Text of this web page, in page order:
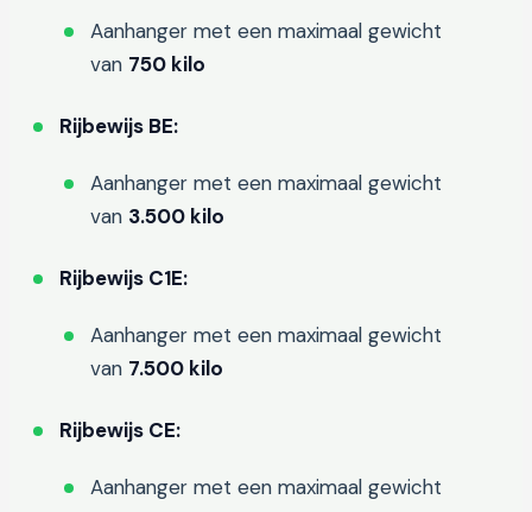
Aanhanger met een maximaal gewicht
van 750 kilo
Rijbewijs BE:
Aanhanger met een maximaal gewicht
van 3.500 kilo
Rijbewijs C1E:
Aanhanger met een maximaal gewicht
van 7.500 kilo
Rijbewijs CE:
Aanhanger met een maximaal gewicht